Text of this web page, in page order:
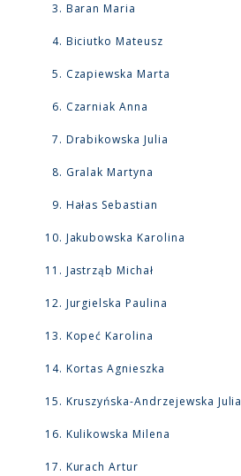
Baran Maria
Biciutko Mateusz
Czapiewska Marta
Czarniak Anna
Drabikowska Julia
Gralak Martyna
Hałas Sebastian
Jakubowska Karolina
Jastrząb Michał
Jurgielska Paulina
Kopeć Karolina
Kortas Agnieszka
Kruszyńska-Andrzejewska Julia
Kulikowska Milena
Kurach Artur